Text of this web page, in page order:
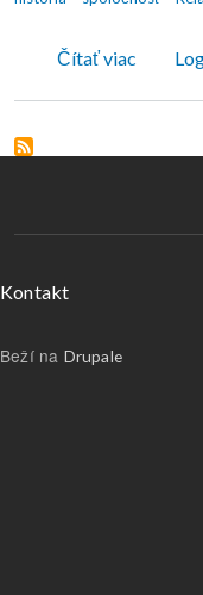
Čítať viaco
Menu v päte
Kontakt
Beží na Drupale